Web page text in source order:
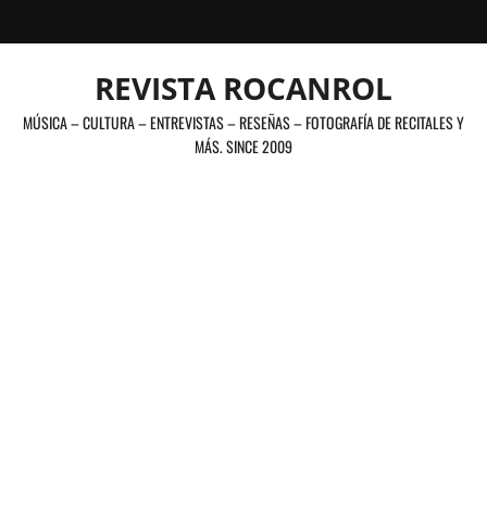
al
REVISTA ROCANROL
MÚSICA – CULTURA – ENTREVISTAS – RESEÑAS – FOTOGRAFÍA DE RECITALES Y
MÁS. SINCE 2009